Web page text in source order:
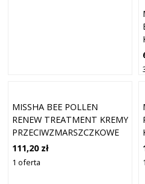
MISSHA BEE POLLEN
RENEW TREATMENT KREMY
PRZECIWZMARSZCZKOWE
150 ML
111,20 zł
1 oferta